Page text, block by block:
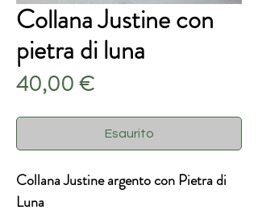
Collana Justine con
pietra di luna
40,00 €Prezzo
Esaurito
Collana Justine argento con Pietra di
Luna